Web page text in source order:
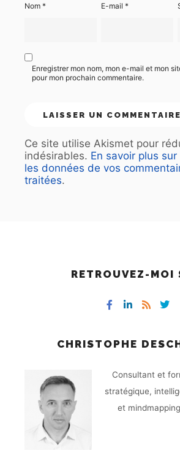
Nom * E-mail*
Enregistrer mon nom, mon e-mail et mon
pour mon prochain commentaire.
Ce site utilise Akismet pour
indésirables. En savoir plus
les données de vos
traitées.
RETROUVEZ-MOI
CHRISTOPHE
Consultant et
stratégique,
et